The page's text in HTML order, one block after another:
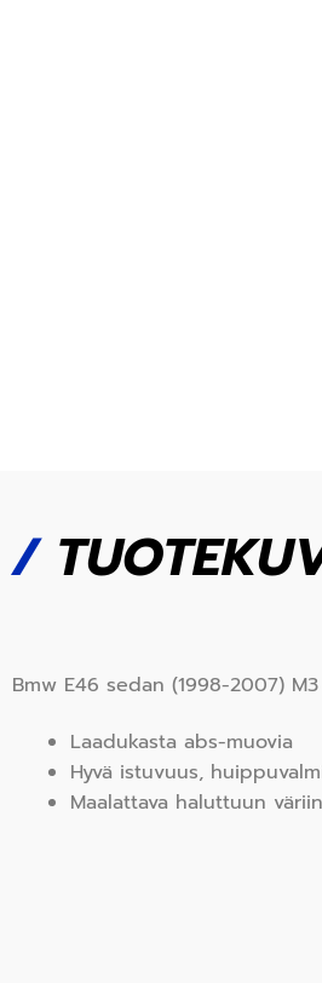
/
Bmw E46 sedan (1998-2007)
Laadukasta abs-muovia
Hyvä istuvuus,
Maalattava haluttuun väriin